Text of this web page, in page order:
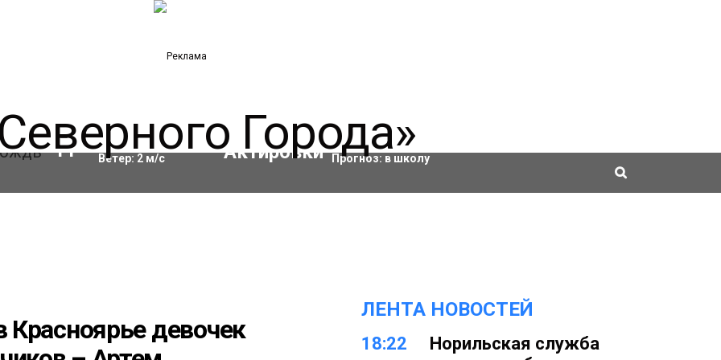
11 °C Влажность:97%
Ветер: 2м/с
Актировки
Прогноз: в школу
Красноярье девочек
ЛЕНТА НОВОСТЕЙ
18:22
Норильская служба